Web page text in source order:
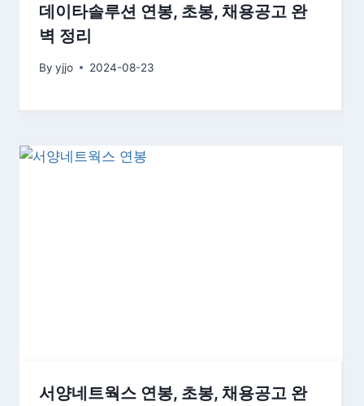
데이타솔루션 연봉, 초봉, 채용공고 완
벽 정리
By yjjo 2024-08-23
서양네트웍스 연봉, 초봉, 채용공고 완